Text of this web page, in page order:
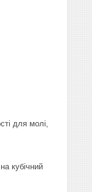
для молі,
кубічний